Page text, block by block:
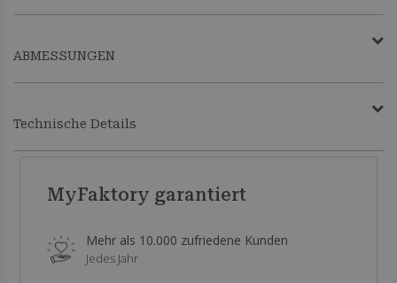
ABMESSUNGEN
Technische Details
MyFaktory garantiert
Mehr als 10.000 zufriedene Kunden
Jedes Jahr